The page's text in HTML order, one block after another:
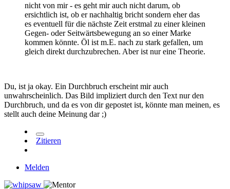
nicht von mir - es geht mir auch nicht darum, ob
ersichtlich ist, ob er nachhaltig bricht sondern eher das
es eventuell für die nächste Zeit erstmal zu einer kleinen
Gegen- oder Seitwärtsbewegung an so einer Marke
kommen könnte. Öl ist m.E. nach zu stark gefallen, um
gleich direkt durchzubrechen. Aber ist nur eine Theorie.
Du, ist ja okay. Ein Durchbruch erscheint mir auch
unwahrscheinlich. Das Bild impliziert durch den Text nur den
Durchbruch, und da es von dir gepostet ist, könnte man meinen, es
stellt auch deine Meinung dar ;)
Zitieren
Melden